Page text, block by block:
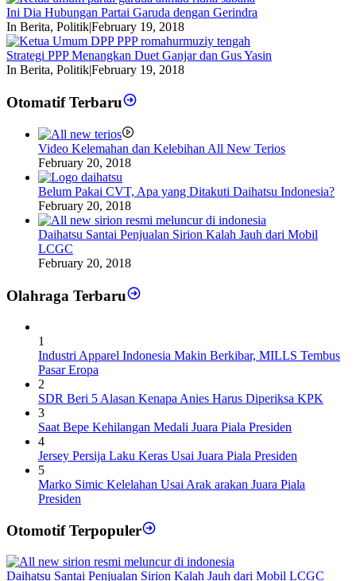
Ini Dia Hubungan Partai Garuda dengan Gerindra
In Berita, Politik|February 19, 2018
Strategi PPP Menangkan Duet Ganjar dan Gus Yasin
In Berita, Politik|February 19, 2018
Otomatif Terbaru
Video Kelemahan dan Kelebihan All New Terios
February 20, 2018
Belum Pakai CVT, Apa yang Ditakuti Daihatsu Indonesia?
February 20, 2018
Daihatsu Santai Penjualan Sirion Kalah Jauh dari Mobil
LCGC
February 20, 2018
Olahraga Terbaru
1
Industri Apparel Indonesia Makin Berkibar, MILLS Tembus
Pasar Eropa
2
SDR Beri 5 Alasan Kenapa Anies Harus Diperiksa KPK
3
Saat Bepe Kehilangan Medali Juara Piala Presiden
4
Jersey Persija Laku Keras Usai Juara Piala Presiden
5
Marko Simic Kelelahan Usai Arak arakan Juara Piala
Presiden
Otomotif Terpopuler
Daihatsu Santai Penjualan Sirion Kalah Jauh dari Mobil LCGC